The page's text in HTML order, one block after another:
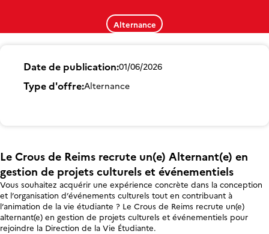
Alternance
Date de publication 01/06/2026
Type d'offre Alternance
Le Crous de Reims recrute un(e) Alternant(e) en
gestion de projets culturels et événementiels
Vous souhaitez acquérir une expérience concrète dans la conception
et l’organisation d’événements culturels tout en contribuant à
l’animation de la vie étudiante ? Le Crous de Reims recrute un(e)
alternant(e) en gestion de projets culturels et événementiels pour
rejoindre la Direction de la Vie Étudiante.